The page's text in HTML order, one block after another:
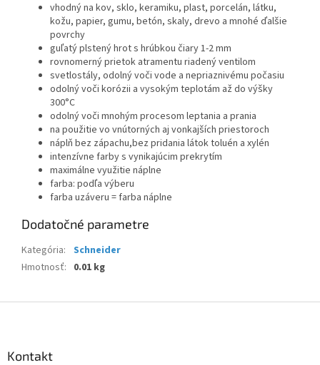
vhodný na kov, sklo, keramiku, plast, porcelán, látku,
kožu, papier, gumu, betón, skaly, drevo a mnohé ďalšie
povrchy
guľatý plstený hrot s hrúbkou čiary 1-2 mm
rovnomerný prietok atramentu riadený ventilom
svetlostály, odolný voči vode a nepriaznivému počasiu
odolný voči korózii a vysokým teplotám až do výšky
300°C
odolný voči mnohým procesom leptania a prania
na použitie vo vnútorných aj vonkajších priestoroch
náplň bez zápachu,bez pridania látok toluén a xylén
intenzívne farby s vynikajúcim prekrytím
maximálne využitie náplne
farba: podľa výberu
farba uzáveru = farba náplne
Dodatočné parametre
Kategória: Schneider
Hmotnosť: 0.01 kg
Kontakt